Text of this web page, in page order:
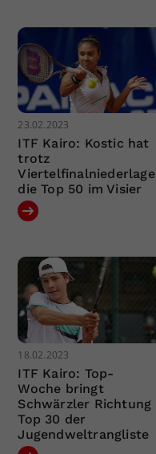
23.02.2023
ITF Kairo: Kostic hat
trotz
Viertelfinalniederlage
die Top 50 im Visier
18.02.2023
ITF Kairo: Top-
Woche bringt
Schwärzler Richtung
Top 30 der
Jugendweltrangliste